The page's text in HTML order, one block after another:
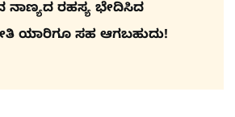
ನಾಣ್ಯದ ರಹಸ್ಯ ಭೇದಿಸಿದ
ಯಾರಿಗೂ ಸಹ ಆಗಬಹುದು!